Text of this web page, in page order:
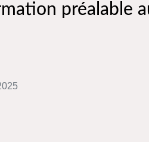
préalable